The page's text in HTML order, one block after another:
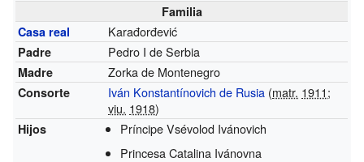
Familia
Casa real
Karađorđević
Padre Pedro I de Serbia
Madre Zorka de Montenegro
Consorte Iván Konstantínovich de Rusia (matr. 1911;
viu. 1918)
Hijos
Príncipe Vsévolod Ivánovich
Princesa Catalina Ivánovna